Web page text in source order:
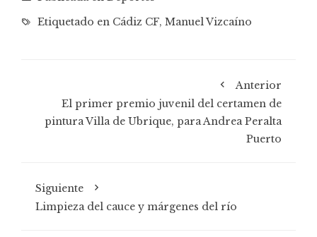
Etiquetado en Cádiz CF, Manuel Vizcaíno
Anterior
El primer premio juvenil del certamen de
pintura Villa de Ubrique, para Andrea Peralta
Puerto
Siguiente
Limpieza del cauce y márgenes del río